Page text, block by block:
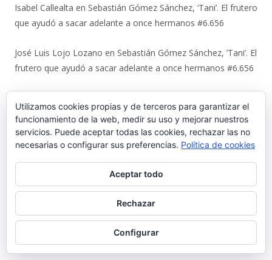
Isabel Callealta en Sebastián Gómez Sánchez, ‘Tani’. El frutero
que ayudó a sacar adelante a once hermanos #6.656
José Luis Lojo Lozano en Sebastián Gómez Sánchez, ‘Tani’. El
frutero que ayudó a sacar adelante a once hermanos #6.656
domicilio #6.655
Javier Bello GonzálezenLa viñeta de Alberto Castrelo. Se
FernandoenLa viñeta de Alberto Castrelo. Se hacen fiestas a
enLuis Suárez Ávila y Pepita Lena:
una tertulia de 2004 sobre el centro histórico que El Puerto
Utilizamos cookies propias y de terceros para garantizar el
funcionamiento de la web, medir su uso y mejorar nuestros
servicios. Puede aceptar todas las cookies, rechazar las no
necesarias o configurar sus preferencias. Política de cookies
Aceptar todo
Rechazar
Configurar